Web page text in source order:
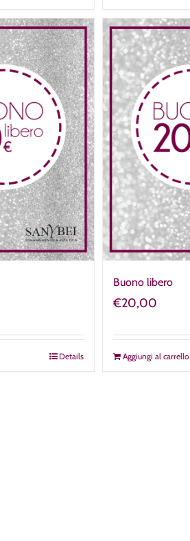
Details
Buono libero
€20,00
Aggiungi al carrello